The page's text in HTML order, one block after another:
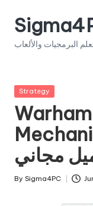
Skip
البرمجيات والألعاب
Posted
Strategy
مجاني
Posted
By Sigma4PC